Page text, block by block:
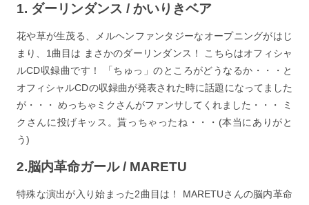
1. ダーリンダンス / かいりきベア
花や草が生茂る、メルヘンファンタジーなオープニングがはじ
まり、1曲目は まさかのダーリンダンス！ こちらはオフィシャ
ルCD収録曲です！ 「ちゅっ」のところがどうなるか・・・と
オフィシャルCDの収録曲が発表された時に話題になってました
が・・・ めっちゃミクさんがファンサしてくれました・・・ ミ
クさんに投げキッス。貰っちゃったね・・・(本当にありがと
う)
2.脳内革命ガール / MARETU
特殊な演出が入り始まった2曲目は！ MARETUさんの脳内革命